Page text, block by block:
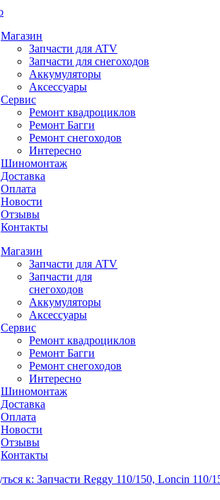
Магазин
Запчасти для ATV
Запчасти для снегоходов
Аккумуляторы
Аксессуары
Сервис
Ремонт квадроциклов
Ремонт Багги
Ремонт снегоходов
Интересно
Шиномонтаж
Доставка
Оплата
Новости
Отзывы
Контакты
Магазин
Запчасти для ATV
Запчасти для
снегоходов
Аккумуляторы
Аксессуары
Сервис
Ремонт квадроциклов
Ремонт Багги
Ремонт снегоходов
Интересно
Шиномонтаж
Доставка
Оплата
Новости
Отзывы
Контакты
к: Запчасти Reggy 110/150, Loncin 110/